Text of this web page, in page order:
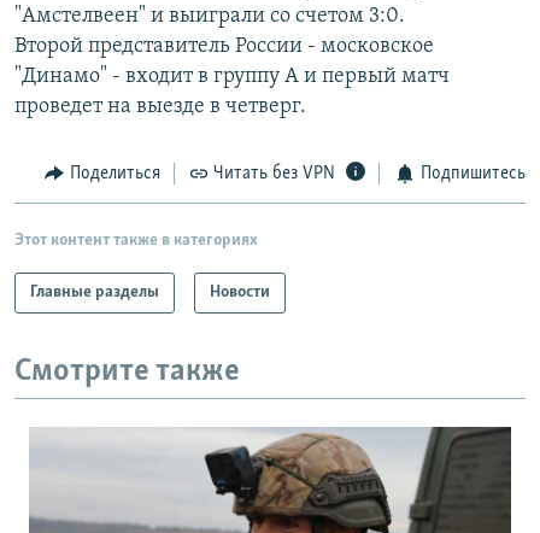
ПОДПИШИТЕСЬ НА РАССЫЛКУ
СОЦИАЛЬНЫЕ СЕТИ
Все сайты РСЕ/РС
"Амстелвеен" и выиграли со счетом 3:0.
Второй представитель России - московское
"Динамо" - входит в группу А и первый матч
проведет на выезде в четверг.
Поделиться Читать без VPN Подпишитесь
Этот контент также в категориях
Главные разделы Новости
Смотрите также